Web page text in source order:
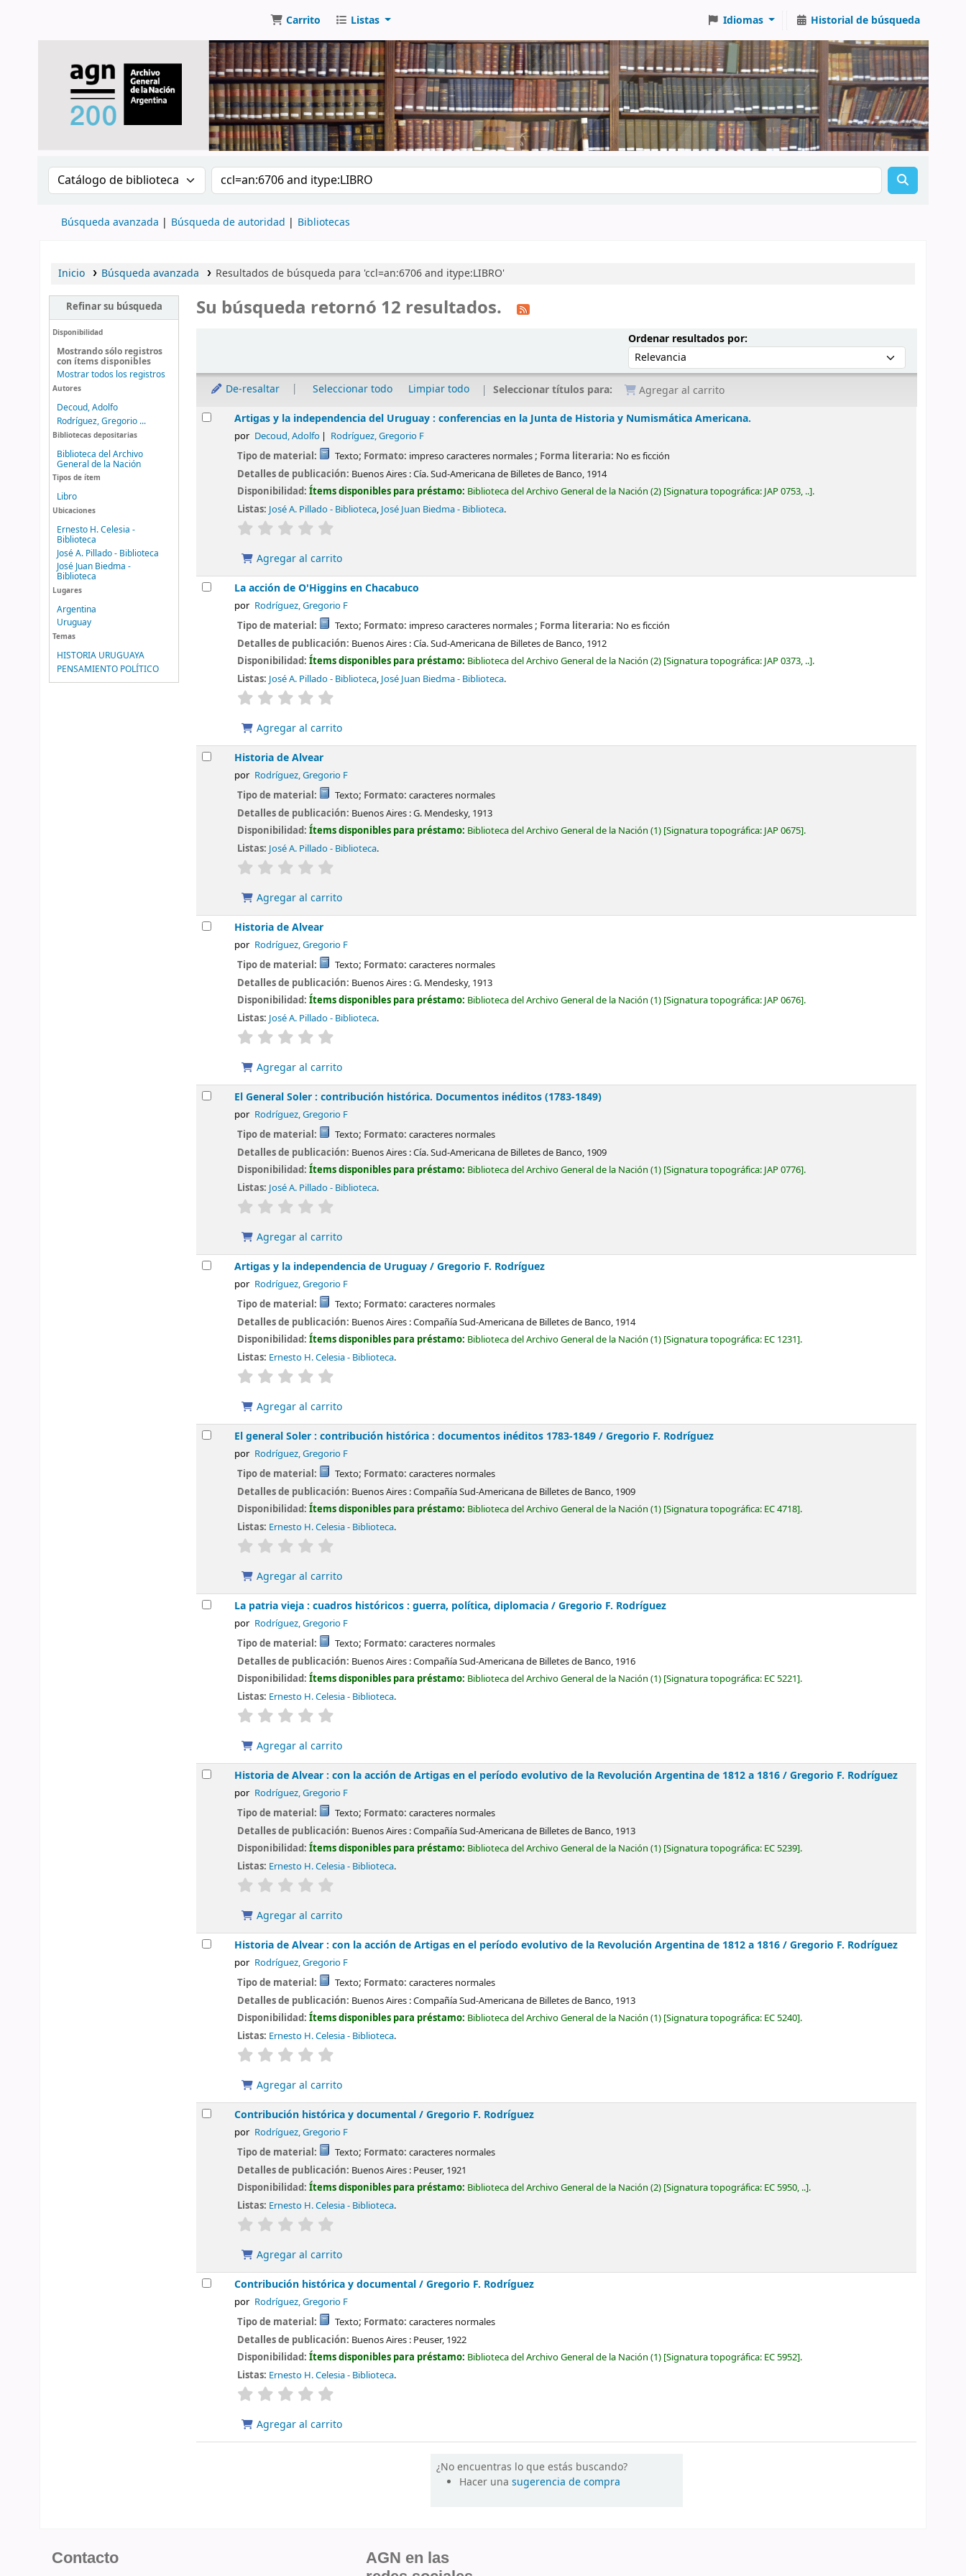
Carrito Listas Idiomas Historial de búsqueda
Buscar en el catálogo por: Buscar en el catálogo
Búsqueda avanzada Búsqueda de autoridad Bibliotecas
Inicio Búsqueda avanzada Resultados de búsqueda para 'ccl=an:6706 and itype:LIBRO'
Refinar su búsqueda
Disponibilidad
Mostrando sólo registros
con ítems disponibles
Mostrar todos los registros
Autores
Decoud, Adolfo
Rodríguez, Gregorio ...
Bibliotecas depositarias
Biblioteca del Archivo
General de la Nación
Tipos de ítem
Libro
Ubicaciones
Ernesto H. Celesia -
Biblioteca
José A. Pillado - Biblioteca
José Juan Biedma -
Biblioteca
Lugares
Argentina
Uruguay
Temas
HISTORIA URUGUAYA
PENSAMIENTO POLÍTICO
Su búsqueda retornó 12 resultados.
Ordenar resultados por:Ordenar por:
De-resaltar Seleccionar todo Limpiar todo Seleccionar títulos para:
Agregar al carrito
ResultadosArtigas y la independencia del Uruguay : conferencias en la Junta de Historia y Numismática Americana.
por Decoud, Adolfo Rodríguez, Gregorio F
Tipo de material: Texto; Formato: impreso caracteres normales; Forma literaria: No es ficción
Detalles de publicación: Buenos Aires :Cía. Sud-Americana de Billetes de Banco, 1914
Disponibilidad:Ítems disponibles para préstamo: Biblioteca del Archivo General de la Nación (2) Signatura topográfica: JAP 0753, .. .
Listas: José A. Pillado - Biblioteca, José Juan Biedma - Biblioteca.
valoración
Agregar al carrito
La acción de O'Higgins en Chacabuco
por Rodríguez, Gregorio F
Tipo de material: Texto; Formato: impreso caracteres normales; Forma literaria: No es ficción
Detalles de publicación: Buenos Aires :Cía. Sud-Americana de Billetes de Banco, 1912
Disponibilidad:Ítems disponibles para préstamo: Biblioteca del Archivo General de la Nación (2) Signatura topográfica: JAP 0373, .. .
Listas: José A. Pillado - Biblioteca, José Juan Biedma - Biblioteca.
valoración
Agregar al carrito
Historia de Alvear
por Rodríguez, Gregorio F
Tipo de material: Texto; Formato: caracteres normales
Detalles de publicación: Buenos Aires :G. Mendesky, 1913
Disponibilidad:Ítems disponibles para préstamo: Biblioteca del Archivo General de la Nación (1) Signatura topográfica: JAP 0675 .
Listas: José A. Pillado - Biblioteca.
valoración
Agregar al carrito
Historia de Alvear
por Rodríguez, Gregorio F
Tipo de material: Texto; Formato: caracteres normales
Detalles de publicación: Buenos Aires :G. Mendesky, 1913
Disponibilidad:Ítems disponibles para préstamo: Biblioteca del Archivo General de la Nación (1) Signatura topográfica: JAP 0676 .
Listas: José A. Pillado - Biblioteca.
valoración
Agregar al carrito
El General Soler : contribución histórica. Documentos inéditos (1783-1849)
por Rodríguez, Gregorio F
Tipo de material: Texto; Formato: caracteres normales
Detalles de publicación: Buenos Aires :Cía. Sud-Americana de Billetes de Banco, 1909
Disponibilidad:Ítems disponibles para préstamo: Biblioteca del Archivo General de la Nación (1) Signatura topográfica: JAP 0776 .
Listas: José A. Pillado - Biblioteca.
valoración
Agregar al carrito
Artigas y la independencia de Uruguay /Gregorio F. Rodríguez
por Rodríguez, Gregorio F
Tipo de material: Texto; Formato: caracteres normales
Detalles de publicación: Buenos Aires :Compañía Sud-Americana de Billetes de Banco, 1914
Disponibilidad:Ítems disponibles para préstamo: Biblioteca del Archivo General de la Nación (1) Signatura topográfica: EC 1231 .
Listas: Ernesto H. Celesia - Biblioteca.
valoración
Agregar al carrito
El general Soler : contribución histórica : documentos inéditos 1783-1849 /Gregorio F. Rodríguez
por Rodríguez, Gregorio F
Tipo de material: Texto; Formato: caracteres normales
Detalles de publicación: Buenos Aires :Compañía Sud-Americana de Billetes de Banco, 1909
Disponibilidad:Ítems disponibles para préstamo: Biblioteca del Archivo General de la Nación (1) Signatura topográfica: EC 4718 .
Listas: Ernesto H. Celesia - Biblioteca.
valoración
Agregar al carrito
La patria vieja : cuadros históricos : guerra, política, diplomacia /Gregorio F. Rodríguez
por Rodríguez, Gregorio F
Tipo de material: Texto; Formato: caracteres normales
Detalles de publicación: Buenos Aires :Compañía Sud-Americana de Billetes de Banco, 1916
Disponibilidad:Ítems disponibles para préstamo: Biblioteca del Archivo General de la Nación (1) Signatura topográfica: EC 5221 .
Listas: Ernesto H. Celesia - Biblioteca.
valoración
Agregar al carrito
Historia de Alvear : con la acción de Artigas en el período evolutivo de la Revolución Argentina de 1812 a 1816 /Gregorio F. Rodríguez
por Rodríguez, Gregorio F
Tipo de material: Texto; Formato: caracteres normales
Detalles de publicación: Buenos Aires :Compañía Sud-Americana de Billetes de Banco, 1913
Disponibilidad:Ítems disponibles para préstamo: Biblioteca del Archivo General de la Nación (1) Signatura topográfica: EC 5239 .
Listas: Ernesto H. Celesia - Biblioteca.
valoración
Agregar al carrito
Historia de Alvear : con la acción de Artigas en el período evolutivo de la Revolución Argentina de 1812 a 1816 /Gregorio F. Rodríguez
por Rodríguez, Gregorio F
Tipo de material: Texto; Formato: caracteres normales
Detalles de publicación: Buenos Aires :Compañía Sud-Americana de Billetes de Banco, 1913
Disponibilidad:Ítems disponibles para préstamo: Biblioteca del Archivo General de la Nación (1) Signatura topográfica: EC 5240 .
Listas: Ernesto H. Celesia - Biblioteca.
valoración
Agregar al carrito
Contribución histórica y documental /Gregorio F. Rodríguez
por Rodríguez, Gregorio F
Tipo de material: Texto; Formato: caracteres normales
Detalles de publicación: Buenos Aires : Peuser, 1921
Disponibilidad:Ítems disponibles para préstamo: Biblioteca del Archivo General de la Nación (2) Signatura topográfica: EC 5950, .. .
Listas: Ernesto H. Celesia - Biblioteca.
valoración
Agregar al carrito
Contribución histórica y documental /Gregorio F. Rodríguez
por Rodríguez, Gregorio F
Tipo de material: Texto; Formato: caracteres normales
Detalles de publicación: Buenos Aires : Peuser, 1922
Disponibilidad:Ítems disponibles para préstamo: Biblioteca del Archivo General de la Nación (1) Signatura topográfica: EC 5952 .
Listas: Ernesto H. Celesia - Biblioteca.
valoración
Agregar al carrito
¿No encuentras lo que estás buscando?
Hacer unasugerencia de compra
Contacto
AGN en las